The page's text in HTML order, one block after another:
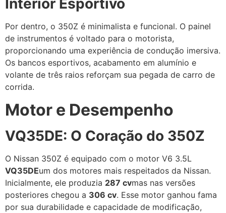
Interior Esportivo
Por dentro, o 350Z é minimalista e funcional. O painel
de instrumentos é voltado para o motorista,
proporcionando uma experiência de condução imersiva.
Os bancos esportivos, acabamento em alumínio e
volante de três raios reforçam sua pegada de carro de
corrida.
Motor e Desempenho
VQ35DE: O Coração do 350Z
O Nissan 350Z é equipado com o motor V6 3.5L
VQ35DEum dos motores mais respeitados da Nissan.
Inicialmente, ele produzia 287 cvmas nas versões
posteriores chegou a 306 cv. Esse motor ganhou fama
por sua durabilidade e capacidade de modificação,